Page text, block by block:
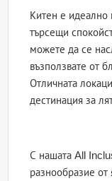
Китен е идеално
търсещи
можете да се
възползвате от
Отличната
дестинация за
С нашата All
разнообразие от